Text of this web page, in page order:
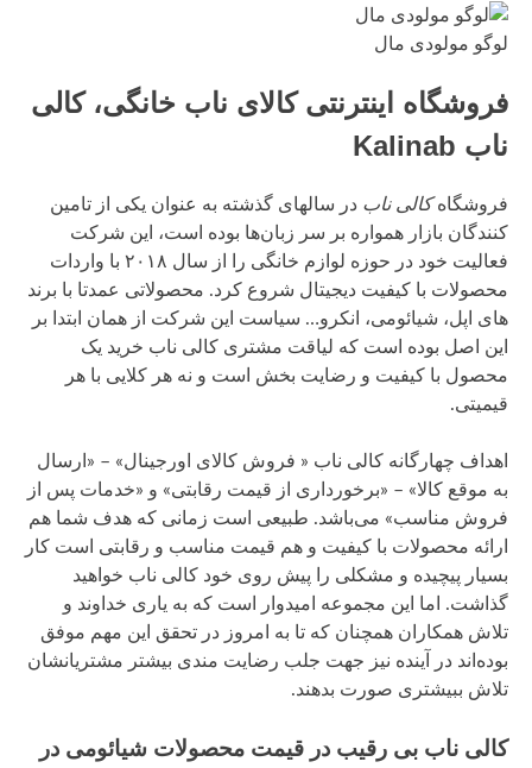
لوگو مولودی مال
فروشگاه اینترنتی کالای ناب خانگی، کالی
ناب Kalinab
فروشگاهکالی ناب در سالهای گذشته به عنوان یکی از تامین
کنندگان بازار همواره بر سر زبان‌ها بوده است، این شرکت
فعالیت خود در حوزه لوازم خانگی را از سال ۲۰۱۸ با واردات
محصولات با کیفیت دیجیتال شروع کرد. محصولاتی عمدتا با برند
های اپل، شیائومی، انکرو… سیاست این شرکت از همان ابتدا بر
این اصل بوده است که لیاقت مشتری کالی ناب خرید یک
محصول با کیفیت و رضایت بخش است و نه هر کلایی با هر
قیمیتی.
اهداف چهارگانه کالی ناب « فروش کالای اورجینال» – «ارسال
به موقع کالا» – «برخورداری از قیمت رقابتی» و «خدمات پس از
فروش مناسب» می‌باشد. طبیعی است زمانی که هدف شما هم
ارائه محصولات با کیفیت و هم قیمت مناسب و رقابتی است کار
بسیار پیچیده و مشکلی را پیش روی خود کالی ناب خواهید
گذاشت. اما این مجموعه امیدوار است که به یاری خداوند و
تلاش همکاران همچنان که تا به امروز در تحقق این مهم موفق
بوده‌اند در آینده نیز جهت جلب رضایت مندی بیشتر مشتریانشان
تلاش ببیشتری صورت بدهند.
کالی ناب بی رقیب در قیمت محصولات شیائومی در